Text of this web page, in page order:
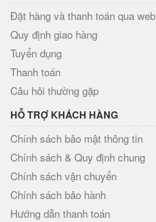
Đặt hàng và thanh toán qua web
Quy định giao hàng
Tuyển dụng
Thanh toán
Câu hỏi thường gặp
HỖ TRỢ KHÁCH HÀNG
Chính sách bảo mật thông tin
Chính sách & Quy định chung
Chính sách vận chuyển
Chính sách bảo hành
Hướng dẫn thanh toán